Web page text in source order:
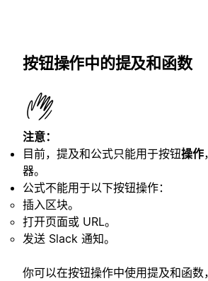
按钮操作中的提及和函数
注意：
目前，提及和公式只能用于按钮操作
器。
公式不能用于以下按钮操作：
插入区块。
打开页面或 URL。
发送 Slack 通知。
你可以在按钮操作中使用提及和函